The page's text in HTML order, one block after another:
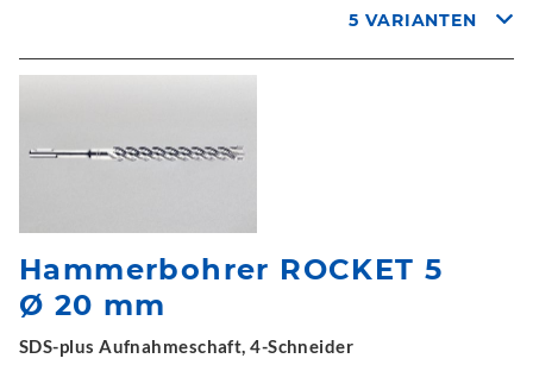
5 VARIANTEN
Hammerbohrer ROCKET 5
Ø 20 mm
SDS-plus Aufnahmeschaft, 4-Schneider